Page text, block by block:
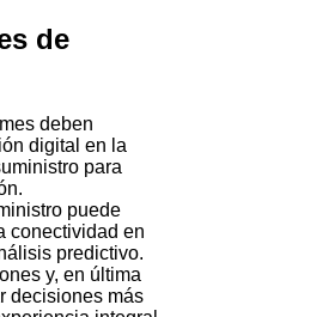
de
deben
digital en la
para
puede
conectividad en
predictivo.
y, en última
decisiones más